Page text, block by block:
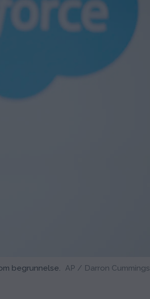
begrunnelse. AP / Darron Cummings